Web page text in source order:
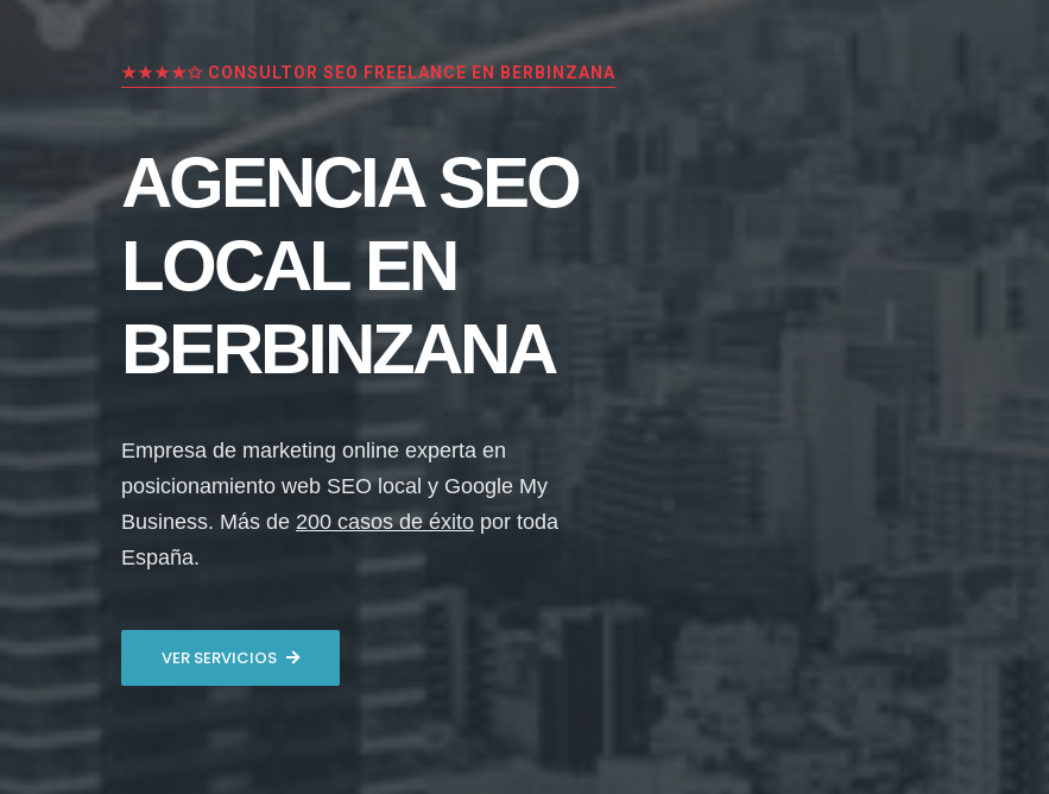
★★★★✩ CONSULTOR SEO FREELANCE EN BERBINZANA
AGENCIA SEO
LOCAL EN
BERBINZANA
Empresa de marketing online experta en
posicionamiento web SEO local y Google My
Business. Más de 200 casos de éxito por toda
España.
VER SERVICIOS